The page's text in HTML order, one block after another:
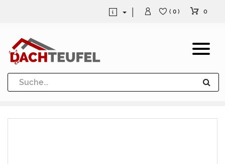
Dachrinne und Fallrohre
Werkzeuge und Löttechnik
( 0 ) 0